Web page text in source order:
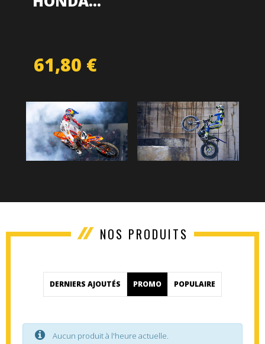
Prix
61,80 €
NOS PRODUITS
DERNIERS AJOUTÉS PROMO POPULAIRE
Aucun produit à l'heure actuelle.